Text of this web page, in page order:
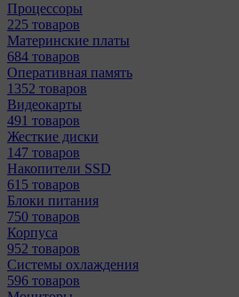
Процессоры
225 товаров
Материнcкие платы
684 товаров
Оперативная память
1352 товаров
Видеокарты
491 товаров
Жесткие диски
147 товаров
Накопители SSD
615 товаров
Блоки питания
750 товаров
Корпуса
952 товаров
Системы охлаждения
596 товаров